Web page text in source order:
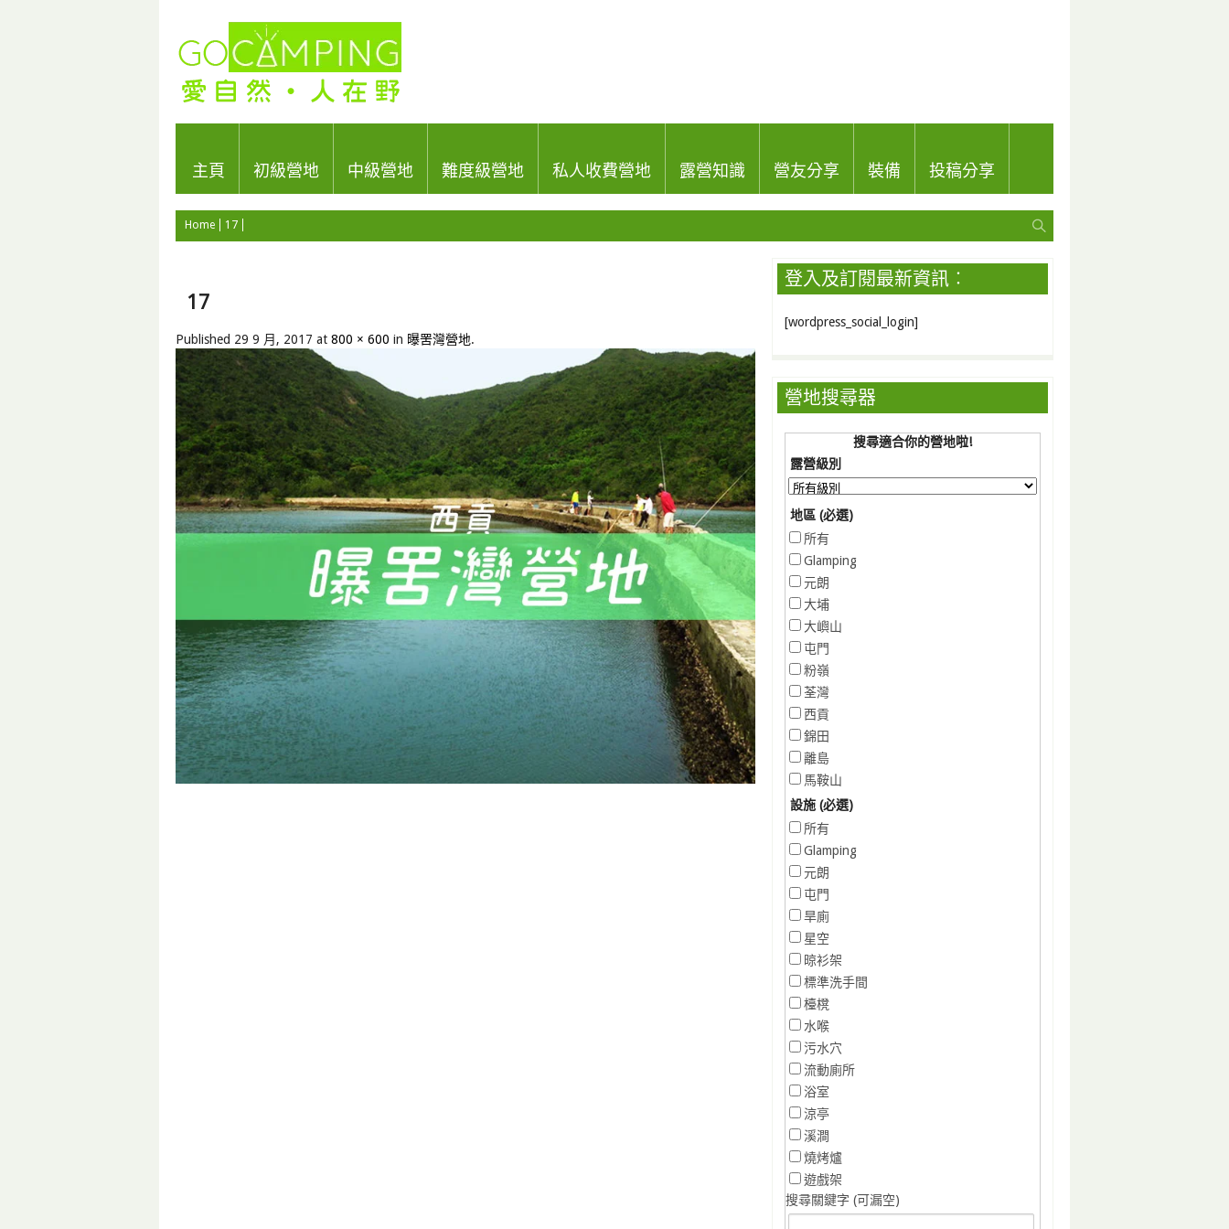
主頁 初級營地 中級營地 難度級營地 私人收費營地 露營知識 營友分享 裝備 投稿分享
Home 17
17
Published 29 9 月, 2017 at 800 × 600 in 曝罟灣營地.
登入及訂閱最新資訊︰
[wordpress_social_login]
營地搜尋器
搜尋適合你的營地啦!
露營級別
地區 (必選)
所有
Glamping
元朗
大埔
大嶼山
屯門
粉嶺
荃灣
西貢
錦田
離島
馬鞍山
設施 (必選)
所有
Glamping
元朗
屯門
旱廁
星空
晾衫架
標準洗手間
檯櫈
水喉
污水穴
流動廁所
浴室
涼亭
溪澗
燒烤爐
遊戲架
搜尋關鍵字 (可漏空)